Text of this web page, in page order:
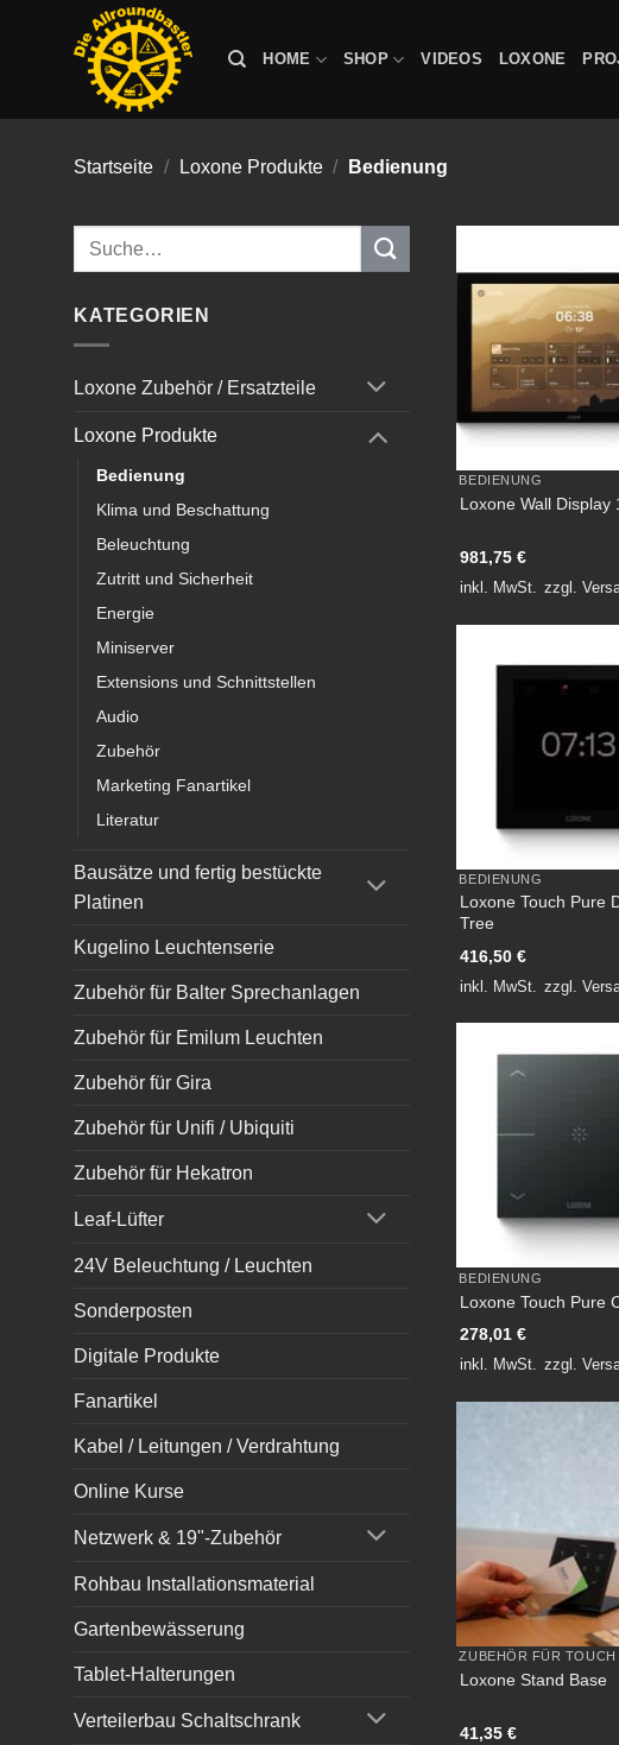
HOME SHOP VIDEOS LOXONE
Startseite / Loxone Produkte / Bedienung
Suche
KATEGORIEN
Loxone Zubehör / Ersatzteile
Loxone Produkte
Bedienung
Klima und Beschattung
Beleuchtung
Zutritt und Sicherheit
Energie
Miniserver
Extensions und Schnittstellen
Audio
Zubehör
Marketing Fanartikel
Literatur
Bausätze und fertig bestückte
Platinen
Kugelino Leuchtenserie
Zubehör für Balter Sprechanlagen
Zubehör für Emilum Leuchten
Zubehör für Gira
Zubehör für Unifi / Ubiquiti
Zubehör für Hekatron
Leaf-Lüfter
24V Beleuchtung / Leuchten
Sonderposten
Digitale Produkte
Fanartikel
Kabel / Leitungen / Verdrahtung
Online Kurse
Netzwerk & 19"-Zubehör
Rohbau Installationsmaterial
Gartenbewässerung
Tablet-Halterungen
Verteilerbau Schaltschrank
BEDIENUNG
Loxone Wall Display
981,75€
inkl. MwSt. zzgl.
BEDIENUNG
Loxone Touch Pure
Tree
416,50€
inkl. MwSt. zzgl.
BEDIENUNG
Loxone Touch Pure
278,01€
inkl. MwSt. zzgl.
ZUBEHÖR FÜR TOUCH
Loxone Stand Base
41,35€